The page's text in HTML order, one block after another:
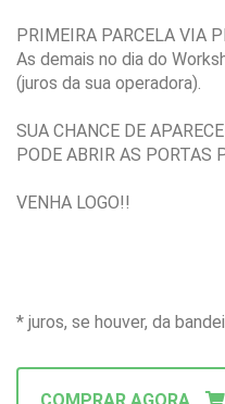
PRIMEIRA PARCELA VIA
As demais no dia do
(juros da sua operadora).
SUA CHANCE DE
PODE ABRIR AS PORTAS
VENHA LOGO!!
* juros, se houver, da